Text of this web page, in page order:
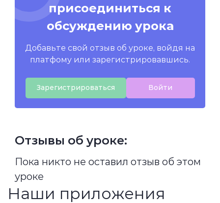
присоединиться к
обсуждению урока
Добавьте свой отзыв об уроке, войдя на
платфому или зарегистрировавшись.
Зарегистрироваться Войти
Отзывы об уроке:
Пока никто не оставил отзыв об этом
уроке
Наши приложения